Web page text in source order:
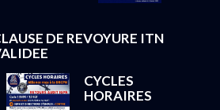
DE REVOYURE ITN
CYCLES
HORAIRES